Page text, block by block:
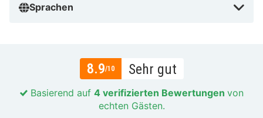
Sprachen
8.9/10 Sehr gut
Basierend auf 4 verifizierten Bewertungen von
echten Gästen.